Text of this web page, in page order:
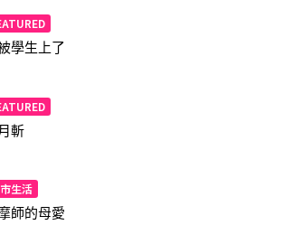
學生上了
斬
生活
師的母愛